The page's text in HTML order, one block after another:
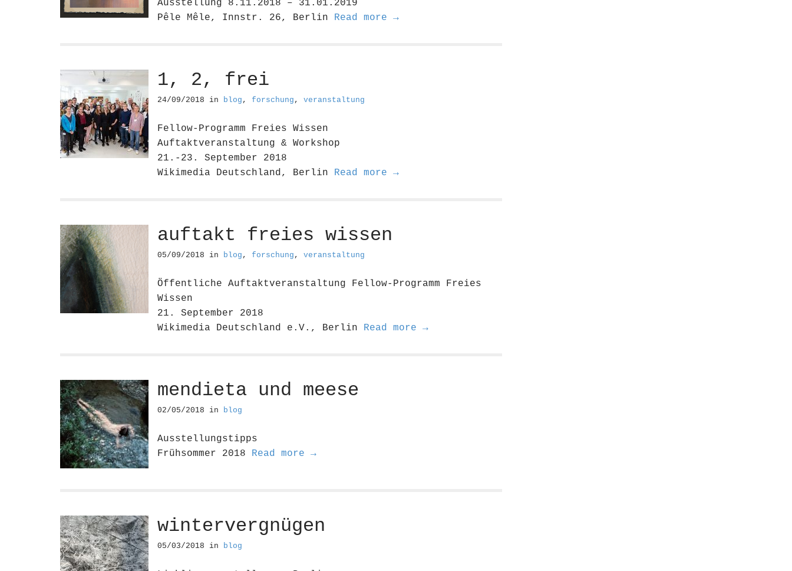
Ausstellung 8.11.2018 – 31.01.2019
Pêle Mêle, Innstr. 26, Berlin Read more →
1, 2, frei
24/09/2018 in blog , forschung , veranstaltung
Fellow-Programm Freies Wissen
Auftaktveranstaltung & Workshop
21.-23. September 2018
Wikimedia Deutschland, Berlin Read more →
auftakt freies wissen
05/09/2018 in blog , forschung , veranstaltung
Öffentliche Auftaktveranstaltung Fellow-Programm Freies
Wissen
21. September 2018
Wikimedia Deutschland e.V., Berlin Read more →
mendieta und meese
02/05/2018 in blog
Ausstellungstipps
Frühsommer 2018 Read more →
wintervergnügen
05/03/2018 in blog